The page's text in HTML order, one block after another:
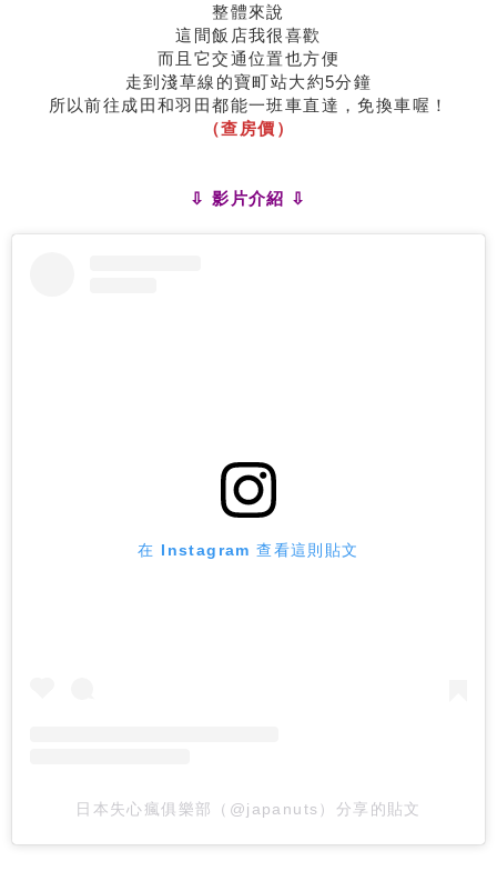
整體來說
這間飯店我很喜歡
而且它交通位置也方便
走到淺草線的寶町站大約5分鐘
所以前往成田和羽田都能一班車直達，免換車喔！
（查房價）
⇩ 影片介紹 ⇩
在 Instagram 查看這則貼文
日本失心瘋俱樂部（@japanuts）分享的貼文